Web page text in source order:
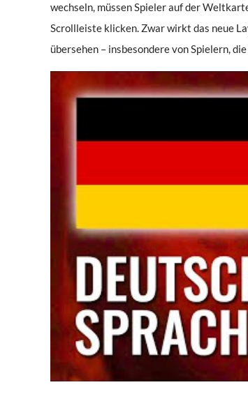
wechseln, müssen Spieler auf der
Scrollleiste klicken. Zwar wirkt das neue
übersehen – insbesondere von Spielern,